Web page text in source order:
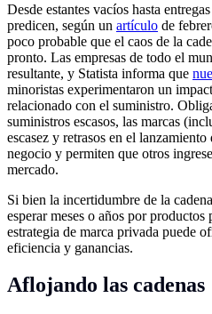
Desde estantes vacíos hasta
predicen, según un artículo de
poco probable que el caos de la
pronto. Las empresas de todo el
resultante, y Statista informa que
minoristas experimentaron un
relacionado con el suministro.
suministros escasos, las marcas
escasez y retrasos en el
negocio y permiten que otros
mercado.
Si bien la incertidumbre de la
esperar meses o años por
estrategia de marca privada puede
eficiencia y ganancias.
Aflojando las cadenas